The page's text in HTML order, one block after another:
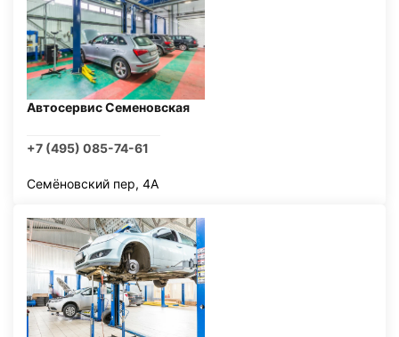
Автосервис Семеновская
+7 (495) 085-74-61
Семёновский пер, 4А